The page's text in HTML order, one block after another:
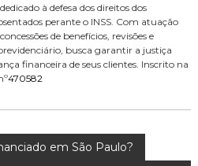
à defesa dos direitos dos
perante o INSS. Com atuação
de benefícios, revisões e
busca garantir a justiça
financeira de seus clientes. Inscrito na
470582
em São Paulo?